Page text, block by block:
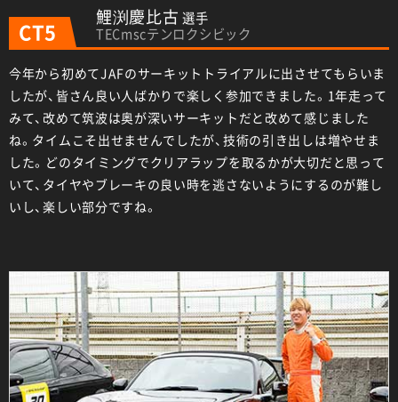
CT5
鯉渕慶比古 選手
TECmscテンロクシビック
今年から初めてJAFのサーキットトライアルに出させてもらいま
したが、皆さん良い人ばかりで楽しく参加できました。1年走って
みて、改めて筑波は奥が深いサーキットだと改めて感じました
ね。タイムこそ出せませんでしたが、技術の引き出しは増やせま
した。どのタイミングでクリアラップを取るかが大切だと思って
いて、タイヤやブレーキの良い時を逃さないようにするのが難し
いし、楽しい部分ですね。